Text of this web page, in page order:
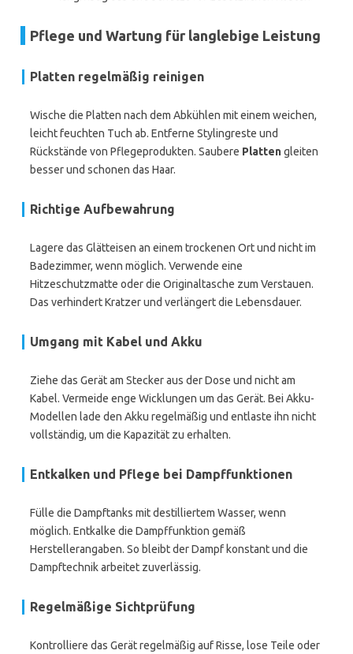
Pflege und Wartung für langlebige Leistung
Platten regelmäßig reinigen
Wische die Platten nach dem Abkühlen mit einem weichen,
leicht feuchten Tuch ab. Entferne Stylingreste und
Rückstände von Pflegeprodukten. Saubere Plattengleiten
besser und schonen das Haar.
Richtige Aufbewahrung
Lagere das Glätteisen an einem trockenen Ort und nicht im
Badezimmer, wenn möglich. Verwende eine
Hitzeschutzmatte oder die Originaltasche zum Verstauen.
Das verhindert Kratzer und verlängert die Lebensdauer.
Umgang mit Kabel und Akku
Ziehe das Gerät am Stecker aus der Dose und nicht am
Kabel. Vermeide enge Wicklungen um das Gerät. Bei Akku-
Modellen lade den Akku regelmäßig und entlaste ihn nicht
vollständig, um die Kapazität zu erhalten.
Entkalken und Pflege bei Dampffunktionen
Fülle die Dampftanks mit destilliertem Wasser, wenn
möglich. Entkalke die Dampffunktion gemäß
Herstellerangaben. So bleibt der Dampf konstant und die
Dampftechnik arbeitet zuverlässig.
Regelmäßige Sichtprüfung
Kontrolliere das Gerät regelmäßig auf Risse, lose Teile oder